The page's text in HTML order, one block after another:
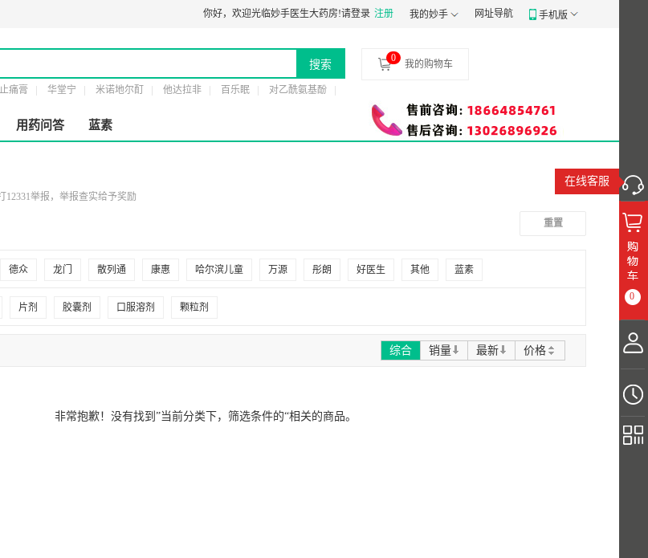
第二类医疗器械经营备案凭证：粤穗食药监械经营备20191807号 食品经营许可证：JY14401030058197
你好， 欢迎光临妙手医生大药房!请登录 注册 我的妙手 网址导航 手机版
搜索
痛膏 华堂宁 米诺地尔酊 他达拉非 百乐眠
对乙酰氨基酚
在线客服
0
0
我的购物车
用药问答 蓝素
举报，举报查实给予奖励
重置
德众 龙门 散列通 康惠 哈尔滨儿童 万源 彤朗 好医生 其他 蓝素
片剂 胶囊剂 口服溶剂 颗粒剂
综合 销量 最新 价格
非常抱歉！没有找到”当前分类下，筛选条件的“相关的商品。